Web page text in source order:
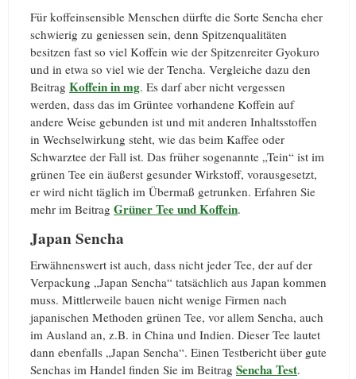
Für koffeinsensible Menschen dürfte die Sorte Sencha eher
schwierig zu geniessen sein, denn Spitzenqualitäten
besitzen fast so viel Koffein wie der Spitzenreiter Gyokuro
und in etwa so viel wie der Tencha. Vergleiche dazu den
Beitrag Koffein in mg. Es darf aber nicht vergessen
werden, dass das im Grüntee vorhandene Koffein auf
andere Weise gebunden ist und mit anderen Inhaltsstoffen
in Wechselwirkung steht, wie das beim Kaffee oder
Schwarztee der Fall ist. Das früher sogenannte „Tein“ ist im
grünen Tee ein äußerst gesunder Wirkstoff, vorausgesetzt,
er wird nicht täglich im Übermaß getrunken. Erfahren Sie
mehr im Beitrag Grüner Tee und Koffein.
Japan Sencha
Erwähnenswert ist auch, dass nicht jeder Tee, der auf der
Verpackung „Japan Sencha“ tatsächlich aus Japan kommen
muss. Mittlerweile bauen nicht wenige Firmen nach
japanischen Methoden grünen Tee, vor allem Sencha, auch
im Ausland an, z.B. in China und Indien. Dieser Tee lautet
dann ebenfalls „Japan Sencha“. Einen Testbericht über gute
Senchas im Handel finden Sie im Beitrag Sencha Test.